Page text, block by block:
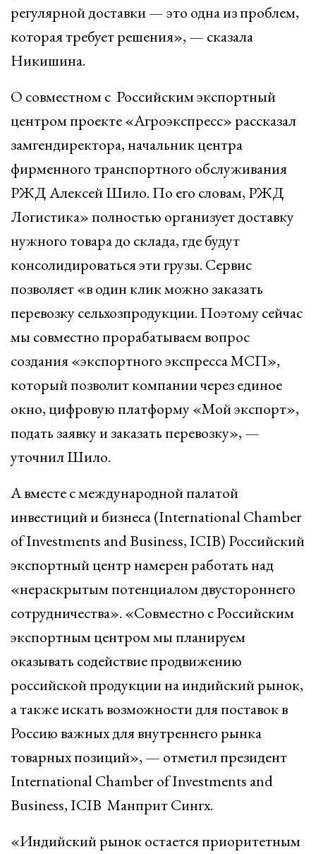
регулярной доставки — это одна из проблем,
которая требует решения», — сказала
Никишина.
О совместном с Российским экспортный
центром проекте «Агроэкспресс» рассказал
замгендиректора, начальник центра
фирменного транспортного обслуживания
РЖД Алексей Шило. По его словам, РЖД
Логистика» полностью организует доставку
нужного товара до склада, где будут
консолидироваться эти грузы. Сервис
позволяет «в один клик можно заказать
перевозку сельхозпродукции. Поэтому сейчас
мы совместно прорабатываем вопрос
создания «экспортного экспресса МСП»,
который позволит компании через единое
окно, цифровую платформу «Мой экспорт»,
подать заявку и заказать перевозку», —
уточнил Шило.
А вместе с международной палатой
инвестиций и бизнеса (International Chamber
of Investments and Business, ICIB) Российский
экспортный центр намерен работать над
«нераскрытым потенциалом двустороннего
сотрудничества». «Совместно с Российским
экспортным центром мы планируем
оказывать содействие продвижению
российской продукции на индийский рынок,
а также искать возможности для поставок в
Россию важных для внутреннего рынка
товарных позиций», — отметил президент
International Chamber of Investments and
Business, ICIB Манприт Сингх.
«Индийский рынок остается приоритетным